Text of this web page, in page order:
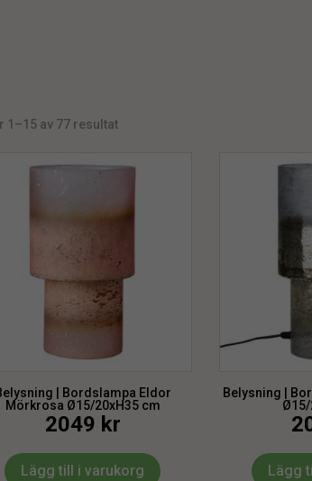
1–15 av 77 resultat
| Bordslampa Eldor
Mörkrosa Ø15/20xH35 cm
2049 kr
Lägg till i varukorg
Belysning |
Ø15/
Lägg